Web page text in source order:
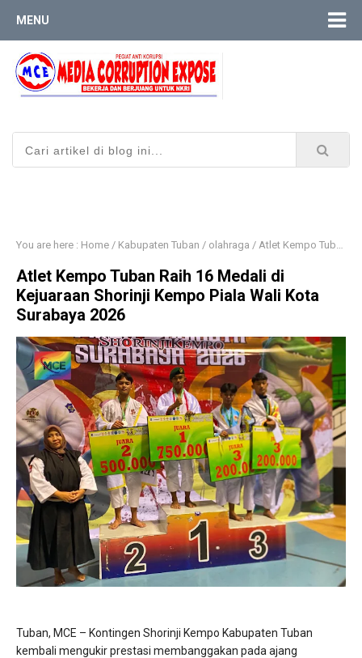
MENU
You are here : Home / Kabupaten Tuban / olahraga / Atlet Kempo Tuban Raih 16 Medali di Kejuaraan Shorinji Kempo Piala Wali Kota Surabaya 2026
Atlet Kempo Tuban Raih 16 Medali di
Kejuaraan Shorinji Kempo Piala Wali Kota
Surabaya 2026
Tuban, MCE – Kontingen Shorinji Kempo Kabupaten Tuban
kembali mengukir prestasi membanggakan pada ajang